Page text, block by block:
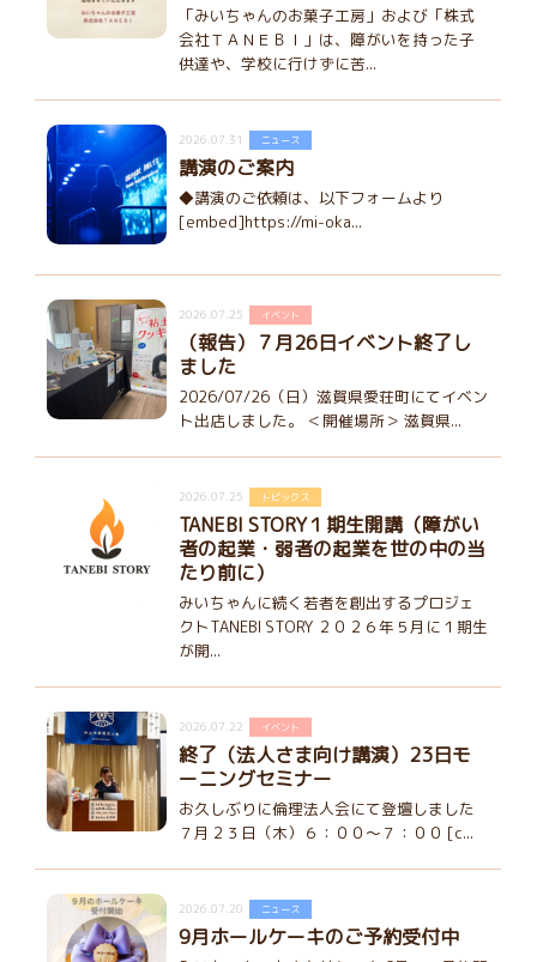
「みいちゃんのお菓子工房」および「株式
会社ＴＡＮＥＢＩ」は、障がいを持った子
供達や、学校に行けずに苦...
2026.07.31 ニュース
講演のご案内
◆講演のご依頼は、以下フォームより
[embed]https://mi-oka...
2026.07.25 イベント
（報告）７月26日イベント終了し
ました
2026/07/26（日）滋賀県愛荘町にてイベン
ト出店しました。 ＜開催場所＞ 滋賀県...
2026.07.25 トピックス
TANEBI STORY１期生開講（障がい
者の起業・弱者の起業を世の中の当
たり前に）
みいちゃんに続く若者を創出するプロジェ
クトTANEBI STORY ２０２６年５月に１期生
が開...
2026.07.22 イベント
終了（法人さま向け講演）23日モ
ーニングセミナー
お久しぶりに倫理法人会にて登壇しました
７月２３日（木）６：００～７：００ [c...
2026.07.20 ニュース
9月ホールケーキのご予約受付中